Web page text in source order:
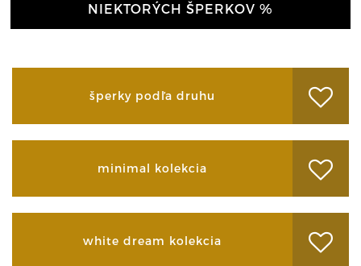
NIEKTORÝCH ŠPERKOV %
šperky podľa druhu
minimal kolekcia
white dream kolekcia